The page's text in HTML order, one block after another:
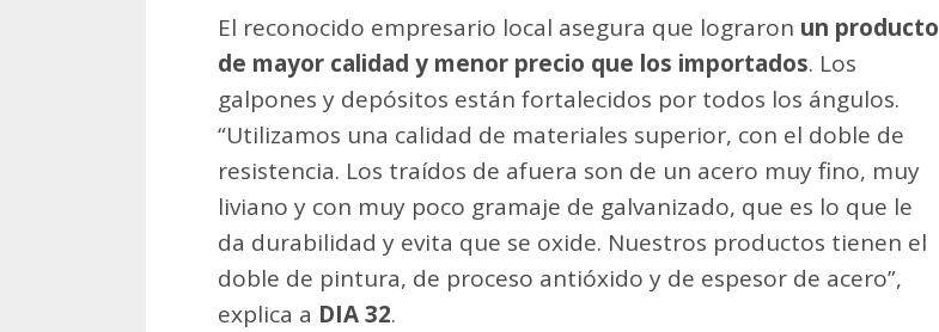
El reconocido empresario local asegura que lograron un producto
de mayor calidad y menor precio que los importados. Los
galpones y depósitos están fortalecidos por todos los ángulos.
“Utilizamos una calidad de materiales superior, con el doble de
resistencia. Los traídos de afuera son de un acero muy fino, muy
liviano y con muy poco gramaje de galvanizado, que es lo que le
da durabilidad y evita que se oxide. Nuestros productos tienen el
doble de pintura, de proceso antióxido y de espesor de acero”,
explica a DIA 32.